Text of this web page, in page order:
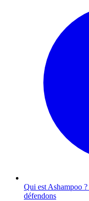
Qui est Ashampoo ?
défendons